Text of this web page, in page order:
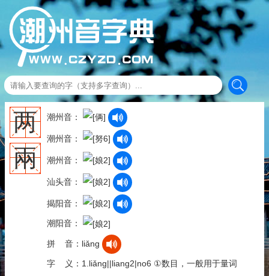
两
兩
潮州音：
潮州音：
潮州音：
汕头音：
揭阳音：
潮阳音：
拼 音：liǎng
字 义：1.liǎng||liang2|no6 ①数目，一般用于量词